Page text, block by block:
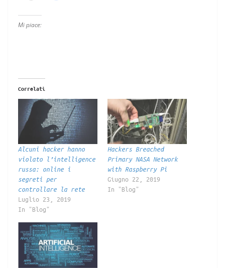
Mi piace:
Correlati
Alcuni hacker hanno
violato l’intelligence
russa: online i
segreti per
controllare la rete
Luglio 23, 2019
In "Blog"
Hackers Breached
Primary NASA Network
with Raspberry Pi
Giugno 22, 2019
In "Blog"